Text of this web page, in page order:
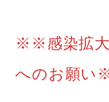
※※感染拡大
へのお願